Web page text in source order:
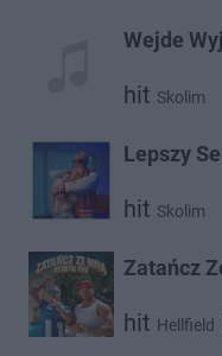
Wejde
hit Skolim
Lepszy
hit Skolim
Zatańcz
hit Hellfield